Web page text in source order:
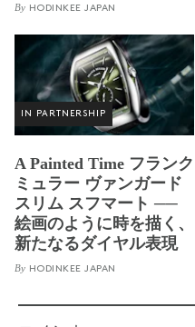
By HODINKEE JAPAN
IN PARTNERSHIP
A Painted Time フランク
ミュラー ヴァンガード
スリム スフマート ──
絵画のように時を描く、
新たなるダイヤル表現
By HODINKEE JAPAN